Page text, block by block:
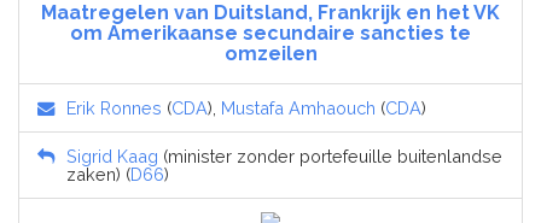
Maatregelen van Duitsland, Frankrijk en het VK
om Amerikaanse secundaire sancties te
omzeilen
Erik Ronnes (CDA), Mustafa Amhaouch (CDA)
Sigrid Kaag (minister zonder portefeuille buitenlandse
zaken) (D66)